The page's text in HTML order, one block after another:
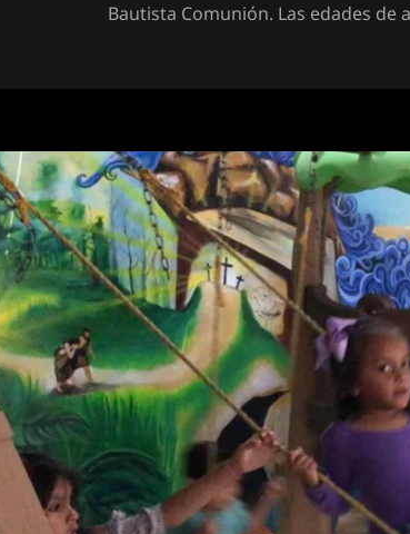
Bautista Comunión. Las edades de